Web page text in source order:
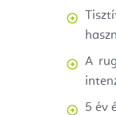
A
5 év